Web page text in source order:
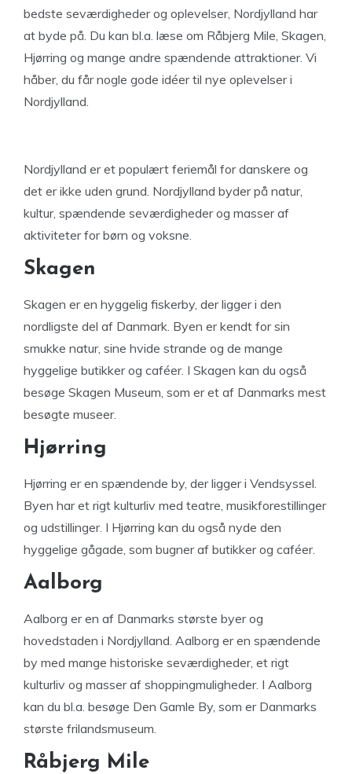
bedste seværdigheder og oplevelser, Nordjylland har
at byde på. Du kan bl.a. læse om Råbjerg Mile, Skagen,
Hjørring og mange andre spændende attraktioner. Vi
håber, du får nogle gode idéer til nye oplevelser i
Nordjylland.
Nordjylland er et populært feriemål for danskere og
det er ikke uden grund. Nordjylland byder på natur,
kultur, spændende seværdigheder og masser af
aktiviteter for børn og voksne.
Skagen
Skagen er en hyggelig fiskerby, der ligger i den
nordligste del af Danmark. Byen er kendt for sin
smukke natur, sine hvide strande og de mange
hyggelige butikker og caféer. I Skagen kan du også
besøge Skagen Museum, som er et af Danmarks mest
besøgte museer.
Hjørring
Hjørring er en spændende by, der ligger i Vendsyssel.
Byen har et rigt kulturliv med teatre, musikforestillinger
og udstillinger. I Hjørring kan du også nyde den
hyggelige gågade, som bugner af butikker og caféer.
Aalborg
Aalborg er en af Danmarks største byer og
hovedstaden i Nordjylland. Aalborg er en spændende
by med mange historiske seværdigheder, et rigt
kulturliv og masser af shoppingmuligheder. I Aalborg
kan du bl.a. besøge Den Gamle By, som er Danmarks
største frilandsmuseum.
Råbjerg Mile